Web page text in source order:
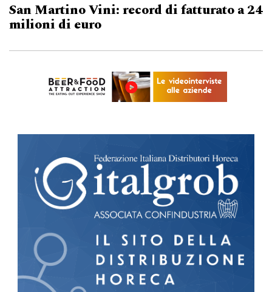
San Martino Vini: record di fatturato a 24
milioni di euro